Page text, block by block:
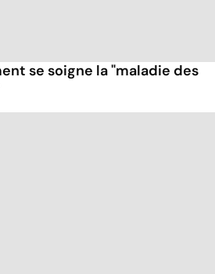
se soigne la "maladie des